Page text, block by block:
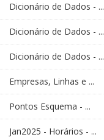
Dicionário de Dados - ...
Dicionário de Dados - ...
Dicionário de Dados - ...
Empresas, Linhas e ...
Pontos Esquema - ...
Jan2025 - Horários - ...